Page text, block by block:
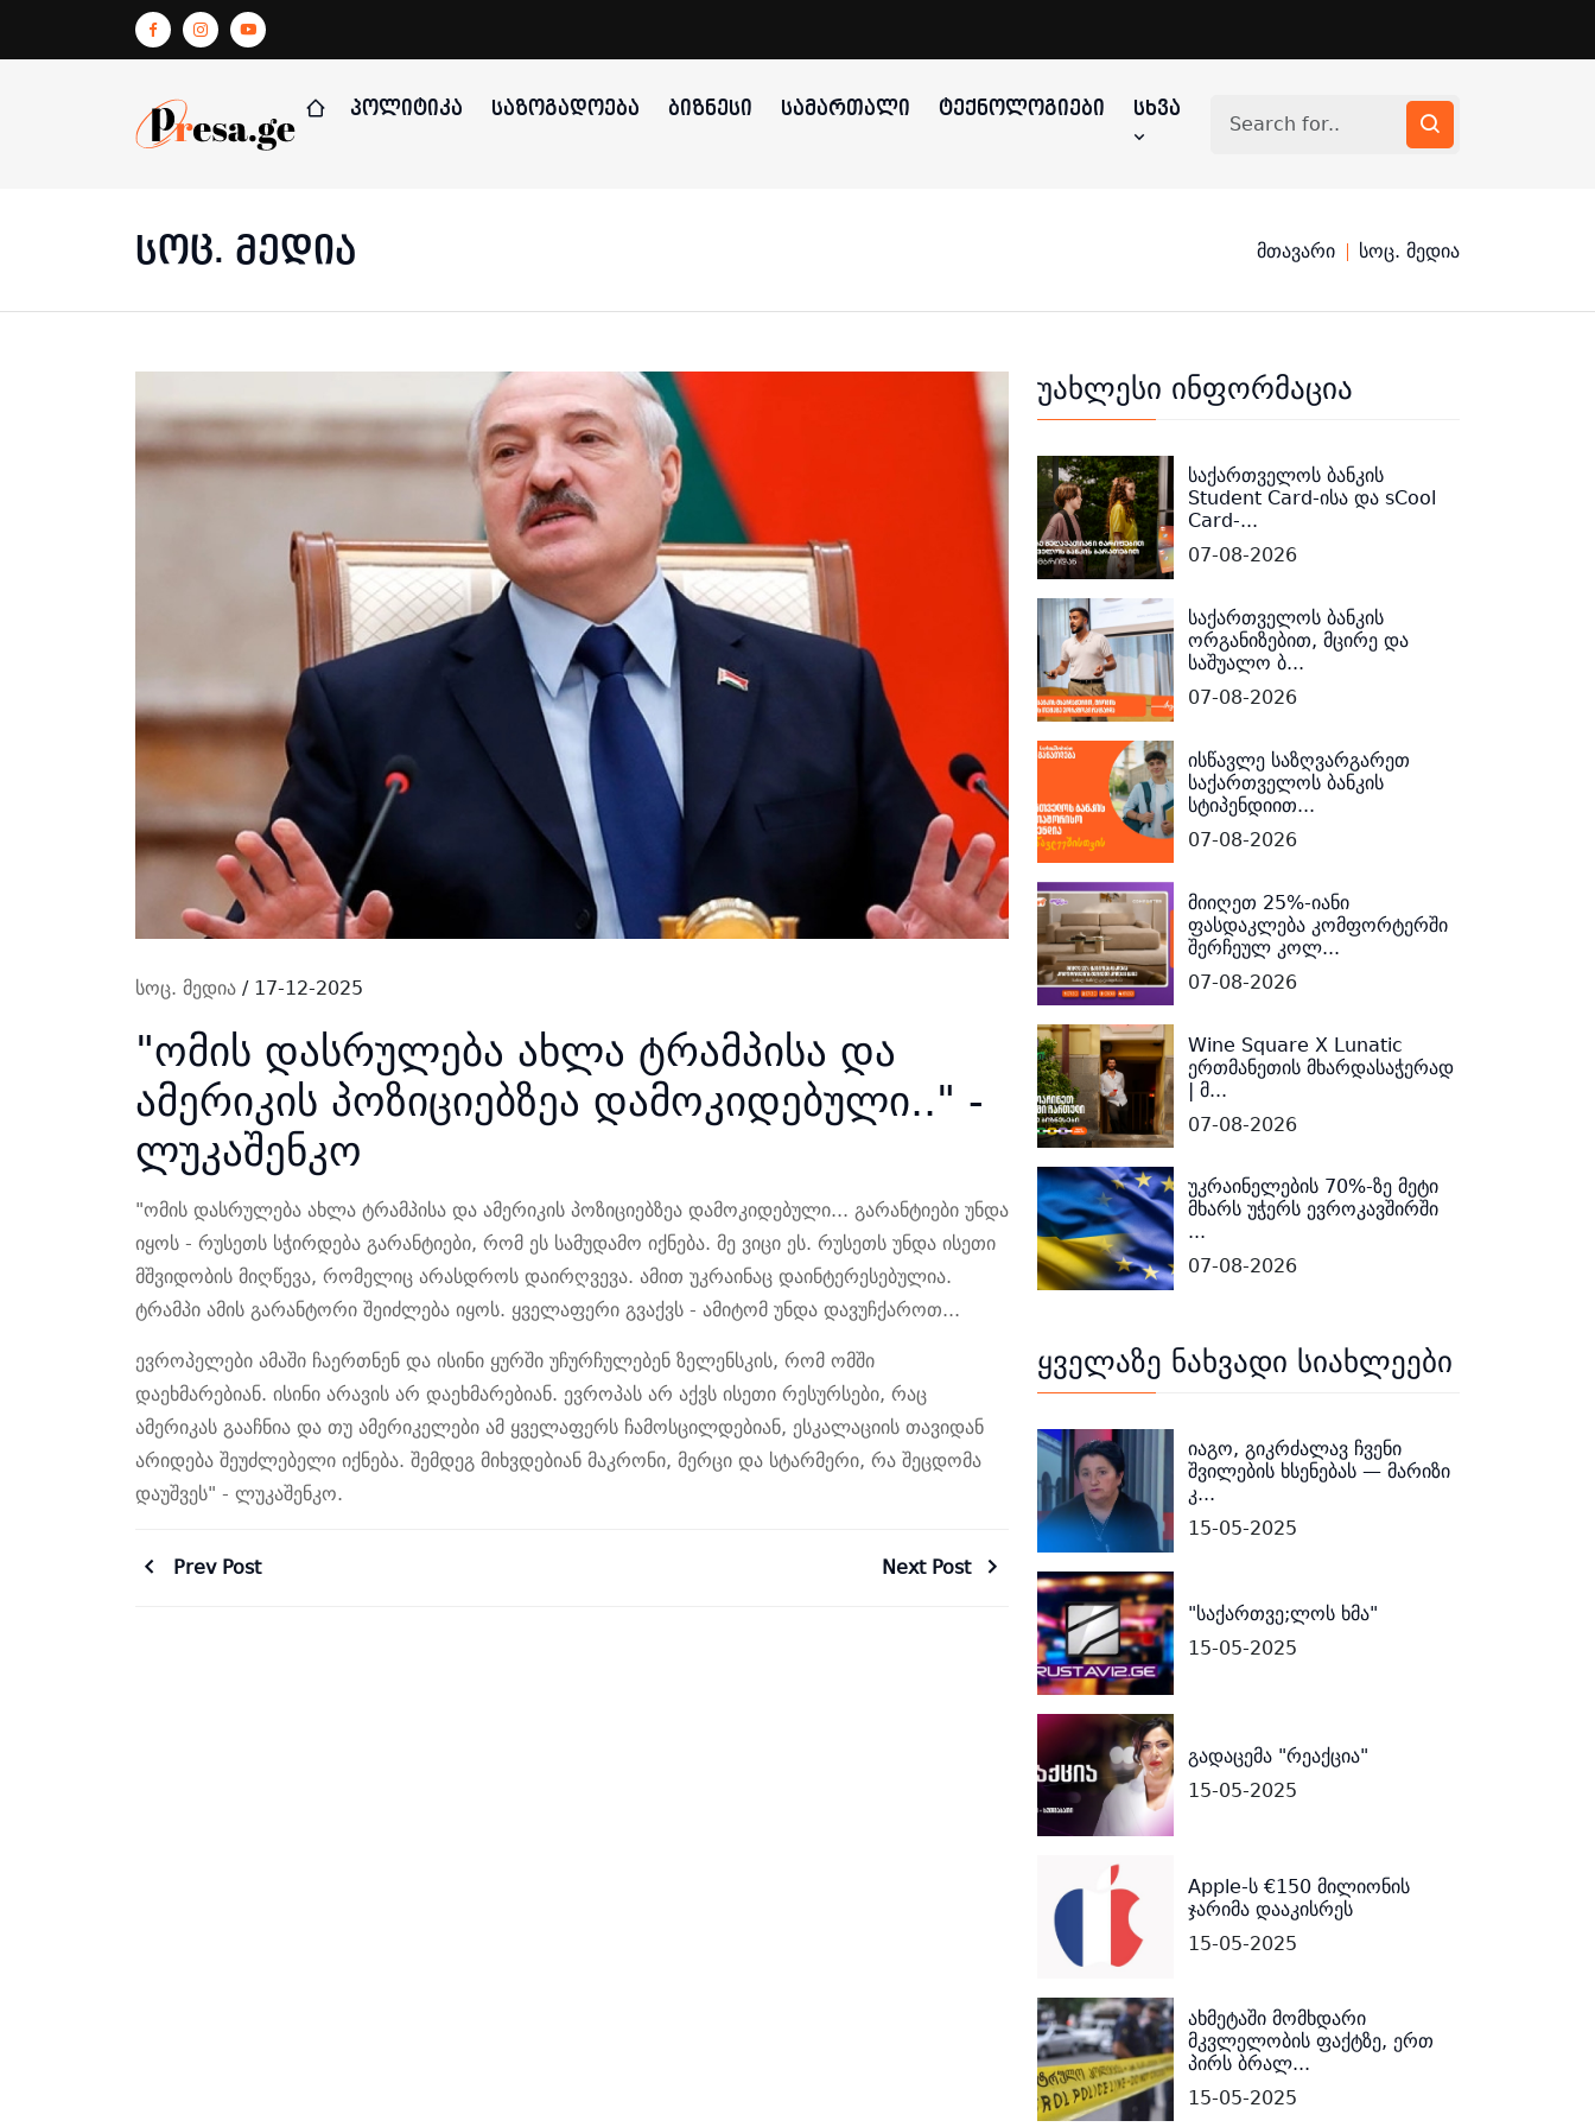
ᲞᲝᲚᲘᲢᲘᲙᲐ ᲡᲐᲖᲝᲒᲐᲓᲝᲔᲑᲐ ᲑᲘᲖᲜᲔᲡᲘ ᲡᲐᲛᲐᲠᲗᲐᲚᲘ ᲢᲔᲥᲜᲝᲚᲝᲒᲘᲔᲑᲘ ᲡᲮᲕᲐ
სოც. მედია მთავარი სოც. მედია
სოც. მედია / 17-12-2025
"ომის დასრულება ახლა ტრამპისა და
ამერიკის პოზიციებზეა დამოკიდებული.." -
ლუკაშენკო
"ომის დასრულება ახლა ტრამპისა და ამერიკის პოზიციებზეა დამოკიდებული... გარანტიები უნდა
იყოს - რუსეთს სჭირდება გარანტიები, რომ ეს სამუდამო იქნება. მე ვიცი ეს. რუსეთს უნდა ისეთი
მშვიდობის მიღწევა, რომელიც არასდროს დაირღვევა. ამით უკრაინაც დაინტერესებულია.
ტრამპი ამის გარანტორი შეიძლება იყოს. ყველაფერი გვაქვს - ამიტომ უნდა დავუჩქაროთ...
ევროპელები ამაში ჩაერთნენ და ისინი ყურში უჩურჩულებენ ზელენსკის, რომ ომში
დაეხმარებიან. ისინი არავის არ დაეხმარებიან. ევროპას არ აქვს ისეთი რესურსები, რაც
ამერიკას გააჩნია და თუ ამერიკელები ამ ყველაფერს ჩამოსცილდებიან, ესკალაციის თავიდან
არიდება შეუძლებელი იქნება. შემდეგ მიხვდებიან მაკრონი, მერცი და სტარმერი, რა შეცდომა
დაუშვეს" - ლუკაშენკო.
Prev Post Next Post
უახლესი ინფორმაცია
საქართველოს ბანკის
Student Card-ისა და sCool
Card-...
07-08-2026
საქართველოს ბანკის
ორგანიზებით, მცირე და
საშუალო ბ...
07-08-2026
ისწავლე საზღვარგარეთ
საქართველოს ბანკის
სტიპენდიით...
07-08-2026
მიიღეთ 25%-იანი
ფასდაკლება კომფორტერში
შერჩეულ კოლ...
07-08-2026
Wine Square X Lunatic
ერთმანეთის მხარდასაჭერად
| მ...
07-08-2026
უკრაინელების 70%-ზე მეტი
მხარს უჭერს ევროკავშირში
...
07-08-2026
ყველაზე ნახვადი სიახლეები
იაგო, გიკრძალავ ჩვენი
შვილების ხსენებას — მარიზი
კ...
15-05-2025
"საქართვე;ლოს ხმა"
15-05-2025
გადაცემა "რეაქცია"
15-05-2025
Apple-ს €150 მილიონის
ჯარიმა დააკისრეს
15-05-2025
ახმეტაში მომხდარი
მკვლელობის ფაქტზე, ერთ
პირს ბრალ...
15-05-2025